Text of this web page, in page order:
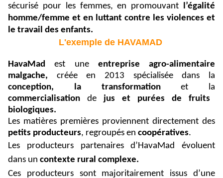
sécurisé pour les femmes, en promouvant l’égalité
homme/femme et en luttant contre les violences et
le travail des enfants.
L'exemple de HAVAMAD
HavaMadest une entreprise agro-alimentaire
malgache, créée en 2013 spécialisée dans la
conception, la transformationet la
commercialisation de jus et purées de fruits
biologiques.
Les matières premières proviennent directement des
petits producteurs, regroupés en coopératives.
Les producteurs partenaires d’HavaMad évoluent
dans un contexte rural complexe.
Ces producteurs sont majoritairement issus d’une